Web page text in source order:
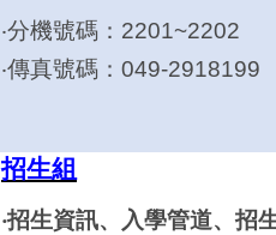
‧分機號碼：2201~2202
‧傳真號碼：049-2918199
招生組
‧招生資訊、入學管道、招